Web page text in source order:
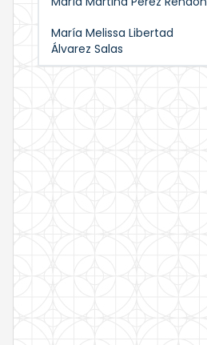
María Melissa Libertad
Álvarez Salas